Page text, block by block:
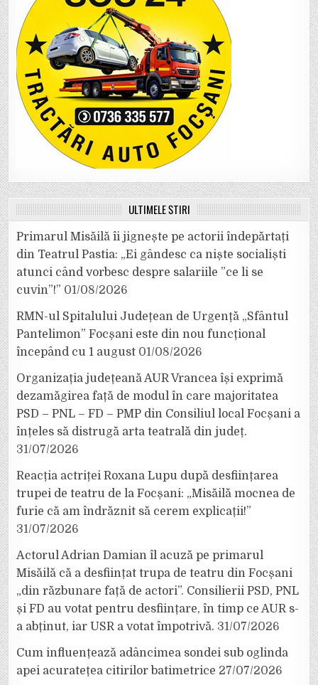
ULTIMELE ȘTIRI
Primarul Misăilă îi jignește pe actorii îndepărtați
din Teatrul Pastia: „Ei gândesc ca niște socialiști
atunci când vorbesc despre salariile ”ce li se
cuvin”!” 01/08/2026
RMN-ul Spitalului Județean de Urgență „Sfântul
Pantelimon” Focșani este din nou funcțional
începând cu 1 august 01/08/2026
Organizația județeană AUR Vrancea își exprimă
dezamăgirea față de modul în care majoritatea
PSD – PNL – FD – PMP din Consiliul local Focșani a
înțeles să distrugă arta teatrală din județ.
31/07/2026
Reacția actriței Roxana Lupu după desființarea
trupei de teatru de la Focșani: „Misăilă mocnea de
furie că am îndrăznit să cerem explicații!”
31/07/2026
Actorul Adrian Damian îl acuză pe primarul
Misăilă că a desființat trupa de teatru din Focșani
„din răzbunare față de actori”. Consilierii PSD, PNL
și FD au votat pentru desființare, în timp ce AUR s-
a abținut, iar USR a votat împotrivă. 31/07/2026
Cum influențează adâncimea sondei sub oglinda
apei acuratețea citirilor batimetrice 27/07/2026